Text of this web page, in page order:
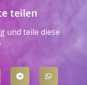
teilen
und teile diese